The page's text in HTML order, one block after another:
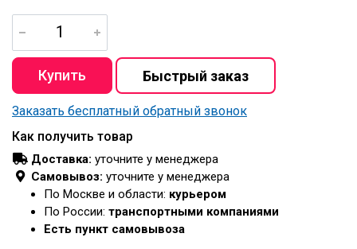
Заказать бесплатный обратный звонок
Как получить товар
Доставка: уточните у менеджера
Самовывоз: уточните у менеджера
По Москве и области: курьером
По России: транспортными компаниями
Есть пункт самовывоза